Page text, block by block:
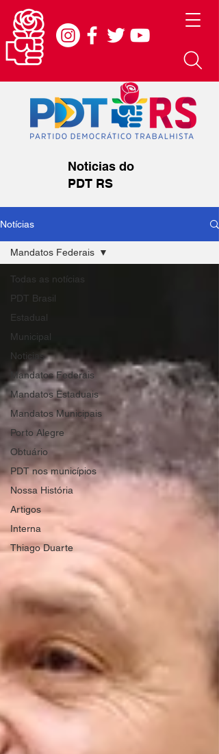
Noticias do
PDT RS
Notícias
Todas as notícias
PDT Brasil
Estadual
Municipal
Noticias
Mandatos Federais
Mandatos Estaduais
Mandatos Municipais
Porto Alegre
Obtuário
PDT nos municípios
Nossa História
Artigos
Interna
Thiago Duarte
Mandatos Federais